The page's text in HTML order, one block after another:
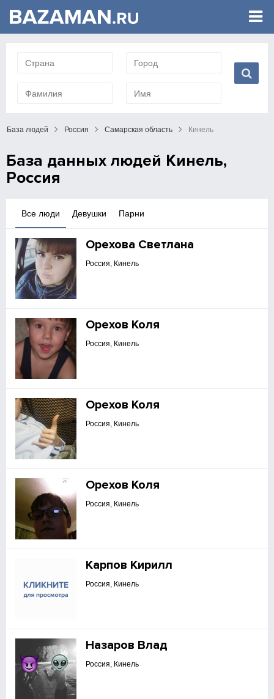
База людей Россия Самарская область Кинель
База данных людей Кинель,
Россия
Парни
Девушки
Все люди
Орехова Светлана
Россия, Кинель
Орехов Коля
Россия, Кинель
Орехов Коля
Россия, Кинель
Орехов Коля
Россия, Кинель
Карпов Кирилл
Россия, Кинель
Назаров Влад
Россия, Кинель